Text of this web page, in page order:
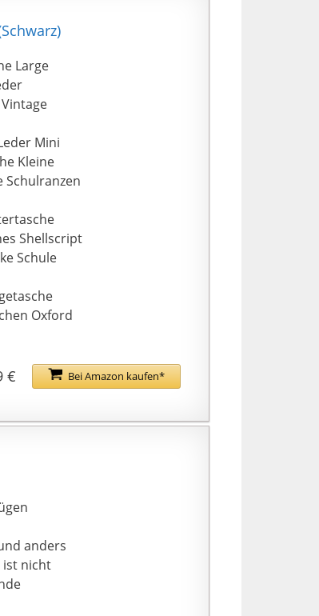
Large
Mini
Kleine
Schulranzen
Shellscript
Schule
Oxford
Frage, frei,
Bag Pouch
Bei Amazon kaufen*
€
anders
ist nicht